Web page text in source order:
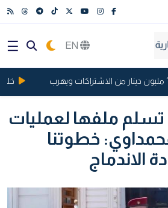
خلاف
تسلم ملفها لعمليات
خطوتنا
الاندماج